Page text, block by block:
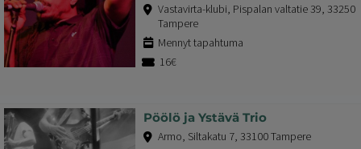
Vastavirta-klubi, Pispalan valtatie 39, 33250
Tampere
Mennyt tapahtuma
16€
Pöölö ja Ystävä Trio
Armo, Siltakatu 7, 33100 Tampere